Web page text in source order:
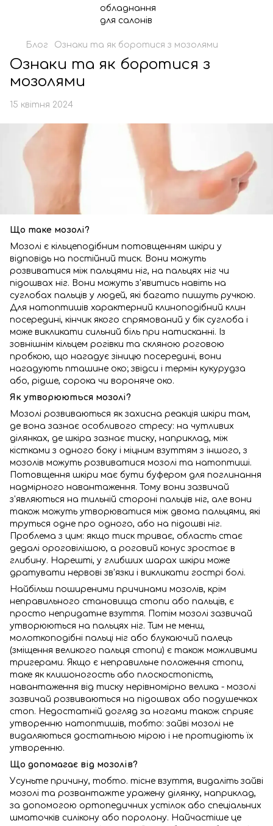
Блог Ознаки та як боротися з мозолями
Ознаки та як боротися з
мозолями
15 квітня 2024
Що таке мозолі?
Мозолі є кільцеподібним потовщенням шкіри у
відповідь на постійний тиск. Вони можуть
розвиватися між пальцями ніг, на пальцях ніг чи
підошвах ніг. Вони можуть з'явитись навіть на
суглобах пальців у людей, які багато пишуть ручкою.
Для натоптишів характерний клиноподібний клин
посередині, кінчик якого спрямований у бік суглоба і
може викликати сильний біль при натисканні. Із
зовнішнім кільцем рогівки та скляною роговою
пробкою, що нагадує зіницю посередині, вони
нагадують пташине око; звідси і термін кукурудза
або, рідше, сорока чи вороняче око.
Як утворюються мозолі?
Мозолі розвиваються як захисна реакція шкіри там,
де вона зазнає особливого стресу: на чутливих
ділянках, де шкіра зазнає тиску, наприклад, між
кістками з одного боку і міцним взуттям з іншого, з
мозолів можуть розвиватися мозолі та натоптиші.
Потовщення шкіри має бути буфером для поглинання
надмірного навантаження. Тому вони зазвичай
з'являються на тильній стороні пальців ніг, але вони
також можуть утворюватися між двома пальцями, які
труться одне про одного, або на підошві ніг.
Проблема з цим: якщо тиск триває, область стає
дедалі ороговілішою, а роговий конус зростає в
глибину. Нарешті, у глибших шарах шкіри може
дратувати нервові зв'язки і викликати гострі болі.
Найбільш поширеними причинами мозолів, крім
неправильного становища стопи або пальців, є
просто непридатне взуття. Потім мозолі зазвичай
утворюються на пальцях ніг. Тим не менш,
молоткоподібні пальці ніг або блукаючий палець
(зміщення великого пальця стопи) є також можливими
тригерами. Якщо є неправильне положення стопи,
таке як клишоногость або плоскостопість,
навантаження від тиску нерівномірно велика - мозолі
зазвичай розвиваються на підошвах або подушечках
стоп. Недостатній догляд за ногами також сприяє
утворенню натоптишів, тобто: зайві мозолі не
видаляються достатньою мірою і не протидіють їх
утворенню.
Що допомагає від мозолів?
Усуньте причину, тобто. тісне взуття, видаліть зайві
мозолі та розвантажте уражену ділянку, наприклад,
за допомогою ортопедичних устілок або спеціальних
шматочків силікону або поролону. Найчастіше це